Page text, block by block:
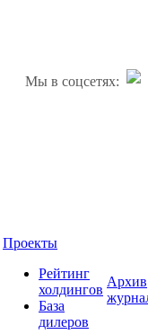
Мы в соцсетях:
Проекты
Рейтинг
холдингов
База
дилеров
Архив